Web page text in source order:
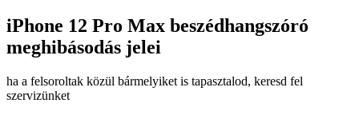
iPhone 12 Pro Max beszédhangszóró
meghibásodás jelei
ha a felsoroltak közül bármelyiket is tapasztalod, keresd fel
szervizünket